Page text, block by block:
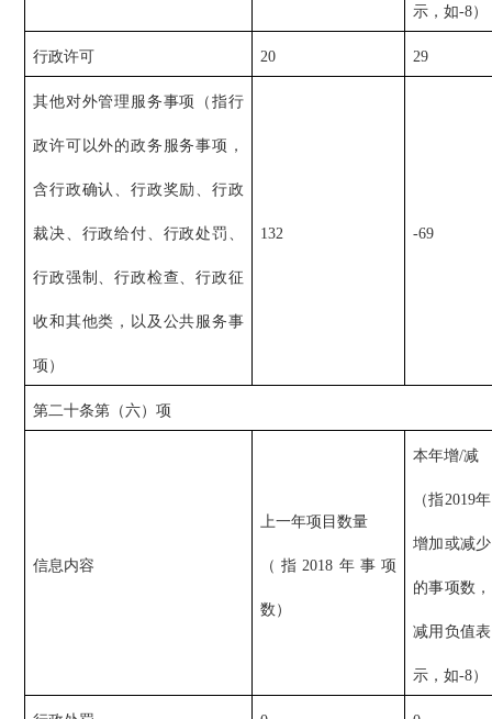
示，如-8）
行政许可 20 29
其他对外管理服务事项（指行
政许可以外的政务服务事项，
含行政确认、行政奖励、行政
裁决、行政给付、行政处罚、
行政强制、行政检查、行政征
收和其他类，以及公共服务事
项）
132 -69
第二十条第（六）项
信息内容
上一年项目数量
（指2018年事项
数）
本年增/减
（指2019年
增加或减少
的事项数，
减用负值表
示，如-8）